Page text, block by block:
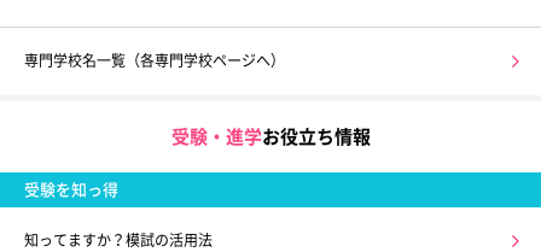
専門学校名一覧（各専門学校ページへ）
受験・進学お役立ち情報
受験を知っ得
知ってますか？模試の活用法